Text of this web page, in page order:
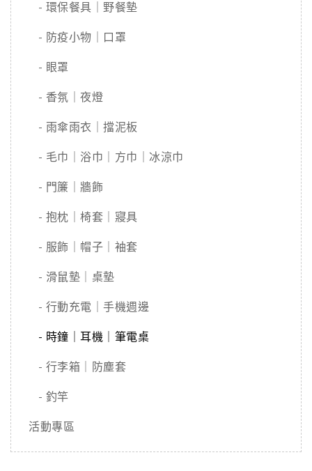
- 環保餐具｜野餐墊
- 防疫小物｜口罩
- 眼罩
- 香氛｜夜燈
- 雨傘雨衣｜擋泥板
- 毛巾｜浴巾｜方巾｜冰涼巾
- 門簾｜牆飾
- 抱枕｜椅套｜寢具
- 服飾｜帽子｜袖套
- 滑鼠墊｜桌墊
- 行動充電｜手機週邊
- 時鐘｜耳機｜筆電桌
- 行李箱｜防塵套
- 釣竿
活動專區